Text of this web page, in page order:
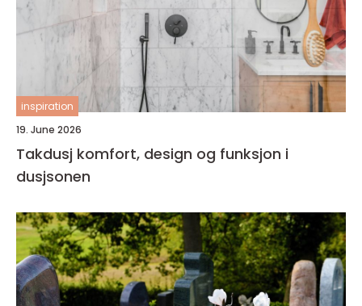
inspiration
19. June 2026
Takdusj komfort, design og funksjon i
dusjsonen